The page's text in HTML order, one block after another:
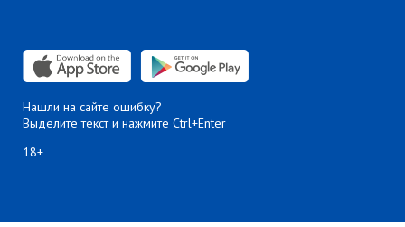
Нашли на сайте ошибку?
Выделите текст и нажмите Ctrl+Enter
18+